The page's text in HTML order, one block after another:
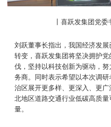
丨喜跃发集团党
刘跃董事长指出，我国经济发
转变，喜跃发集团将坚决拥护
伐，坚持以科技创新为驱动，
务商。同时表示希望以本次调
治区展开更多样、更深入、更
北地区道路交通行业低碳高质
量。